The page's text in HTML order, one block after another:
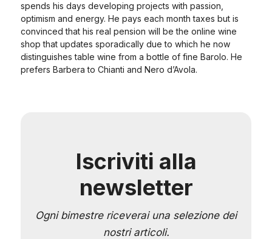
spends his days developing projects with passion,
optimism and energy. He pays each month taxes but is
convinced that his real pension will be the online wine
shop that updates sporadically due to which he now
distinguishes table wine from a bottle of fine Barolo. He
prefers Barbera to Chianti and Nero d’Avola.
Iscriviti alla
newsletter
Ogni bimestre riceverai una selezione dei
nostri articoli.